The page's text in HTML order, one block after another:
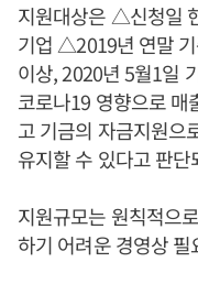
지원대상은 △신청일
기업 △2019년 연말
이상, 2020년 5월1일
코로나19 영향으로 매
고 기금의 자금지원으
유지할 수 있다고 판
지원규모는 원칙적으
하기 어려운 경영상 필